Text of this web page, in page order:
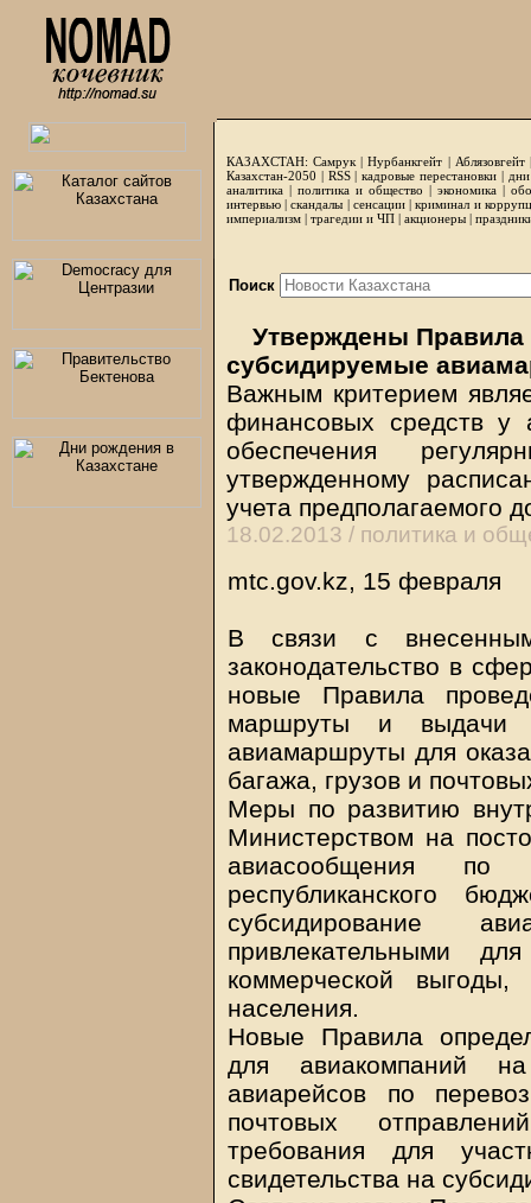
КАЗАХСТАН: Самрук |Нурбанкгейт | Аблязовгейт
Казахстан-2050 | RSS|кадровые перестановки|
аналитика | политика и общество | экономика |
интервью |скандалы | сенсации|криминал и
империализм | трагедии и ЧП | акционеры |
Поиск
Утверждены Правила
субсидируемые
Важным критерием
финансовых средств у
обеспечения
утвержденному
учета предполагаемого
18.02.2013 / политика и
mtc.gov.kz, 15 февраля
В связи с
законодательство в
новые Правила
маршруты и выдачи
авиамаршруты для
багажа, грузов и
Меры по развитию
Министерством на
авиасообщения по
республиканского
субсидирование
привлекательными
коммерческой
населения.
Новые Правила
для авиакомпаний
авиарейсов по
почтовых
требования для
свидетельства на